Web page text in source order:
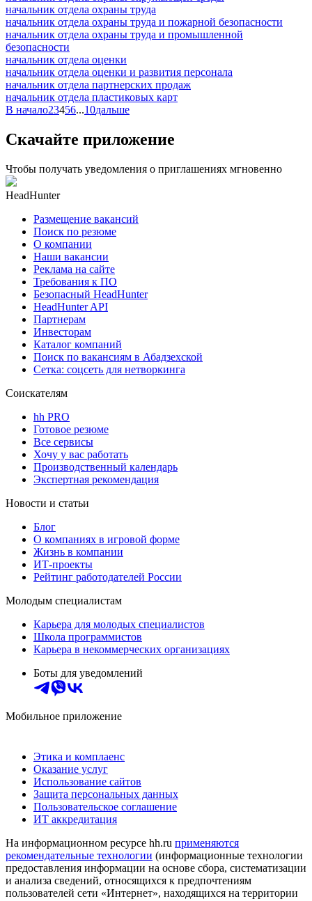
начальник отдела охраны труда
начальник отдела охраны труда и пожарной безопасности
начальник отдела охраны труда и промышленной
безопасности
начальник отдела оценки
начальник отдела оценки и развития персонала
начальник отдела партнерских продаж
начальник отдела пластиковых карт
В начало23456...10дальше
Скачайте приложение
Чтобы получать уведомления о приглашениях мгновенно
HeadHunter
Размещение вакансий
Поиск по резюме
О компании
Наши вакансии
Реклама на сайте
Требования к ПО
Безопасный HeadHunter
HeadHunter API
Партнерам
Инвесторам
Каталог компаний
Поиск по вакансиям в Абадзехской
Сетка: соцсеть для нетворкинга
Соискателям
hh PRO
Готовое резюме
Все сервисы
Хочу у вас работать
Производственный календарь
Экспертная рекомендация
Новости и статьи
Блог
О компаниях в игровой форме
Жизнь в компании
ИТ-проекты
Рейтинг работодателей России
Молодым специалистам
Карьера для молодых специалистов
Школа программистов
Карьера в некоммерческих организациях
Боты для уведомлений
Мобильное приложение
Этика и комплаенс
Оказание услуг
Использование сайтов
Защита персональных данных
Пользовательское соглашение
ИТ аккредитация
На информационном ресурсе hh.ru применяются
рекомендательные технологии (информационные технологии
предоставления информации на основе сбора, систематизации
и анализа сведений, относящихся к предпочтениям
пользователей сети «Интернет», находящихся на территории